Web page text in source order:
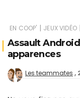
EN COOP' | JEUX VIDÉO
Assault
apparences
Les teammates